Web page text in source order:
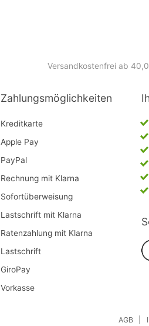
Versandkostenfrei ab
Zahlungsmöglichkeiten
Kreditkarte
Apple Pay
PayPal
Rechnung mit Klarna
Sofortüberweisung
Lastschrift mit Klarna
Ratenzahlung mit Klarna
Lastschrift
GiroPay
Vorkasse
AGB